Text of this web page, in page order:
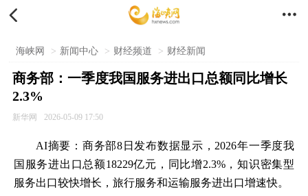
 
海峡网 > 新闻中心 > 财经频道 > 财经新闻
商务部：一季度我国服务进出口总额同比增长
2.3%
新华网 2026-05-09 17:50
AI摘要：商务部8日发布数据显示，2026年一季度我
国服务进出口总额18229亿元，同比增2.3%，知识密集型
服务出口较快增长，旅行服务和运输服务进出口增速快。